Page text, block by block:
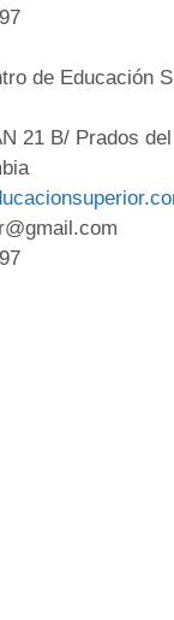
de Educación
21 B/ Prados